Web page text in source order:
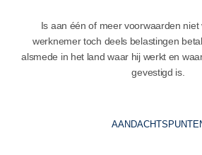
Is aan één of meer voorwaarden niet
werknemer toch deels belastingen
alsmede in het land waar hij werkt en
gevestigd is.